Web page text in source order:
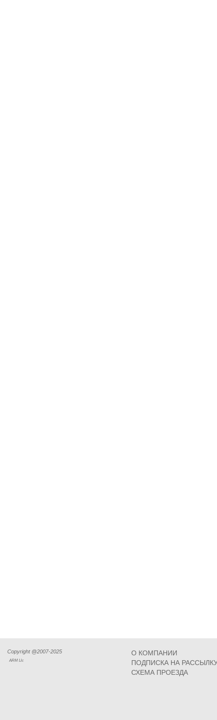
Copyright @2007-2025
ARM Llc
О КОМПАНИИ
ПОДПИСКА НА
СХЕМА ПРОЕЗДА